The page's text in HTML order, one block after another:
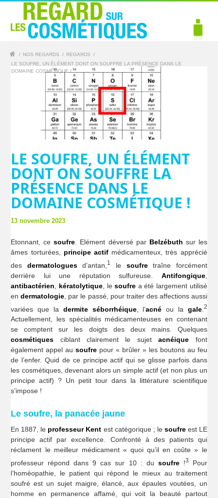
/ NOS REGARDS / REGARDS
/
LE SOUFRE, UN ÉLÉMENT DONT ON SOUFFRE LA PRÉSENCE DANS LE
DOMAINE COSMÉTIQUE !...
LE SOUFRE, UN ÉLÉMENT
DONT ON SOUFFRE LA
PRÉSENCE DANS LE
DOMAINE COSMÉTIQUE !
13 novembre 2023
Etonnant, cesoufre . Elément déversé par Belzébuth sur les
âmes torturées, principe actif médicamenteux, très apprécié
des dermatologuesd’antan, 1 le soufretraîne forcément
derrière lui une réputation sulfureuse. Antifongique,
antibactérien
kératolytique , lesoufre a été largement utilisé
endermatologie , par le passé, pour traiter des affections aussi
variées que la dermite séborrhéique, l’acné ou la gale. 2
Actuellement, les spécialités médicamenteuses en contenant
se comptent sur les doigts des deux mains. Quelques
cosmétiques ciblant clairement le sujetacnéique font
également appel ausoufre pour « brûler » les boutons au feu
de l’enfer. Quid de ce principe actif qui se glisse parfois dans
les cosmétiques, devenant alors un simple actif (et non plus un
principe actif) ? Un petit tour dans la littérature scientifique
s’impose !
Le soufre, la panacée jaune
En 1887, le professeur Kent est catégorique ; le soufreest LE
principe actif par excellence. Confronté à des patients qui
réclament le meilleur médicament « quoi qu’il en coûte » le
professeur répond dans 9 cas sur 10 : du soufre!3
Pour
l’homéopathie, le patient qui répond le mieux au traitement
soufré est un sujet maigre, élancé, aux épaules voutées, un
homme en permanence affamé, qui voit la beauté partout